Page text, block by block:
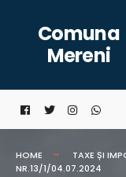
content
Comuna
Mereni
HOME TAXE ȘI
NR.13/1/04.07.2024
for: